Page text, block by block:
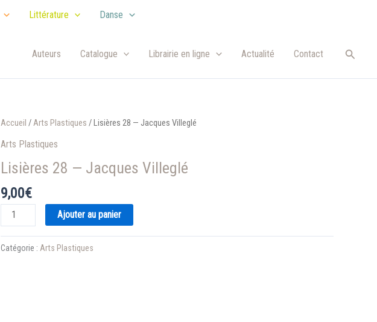
Littérature Danse
Auteurs Catalogue Librairie en ligne Actualité Contact
Accueil /Arts Plastiques / Lisières 28 — Jacques Villeglé
Arts Plastiques
Lisières 28 — Jacques Villeglé
9,00€
quantité
de
Lisières
Ajouter au panier
Catégorie : Arts Plastiques